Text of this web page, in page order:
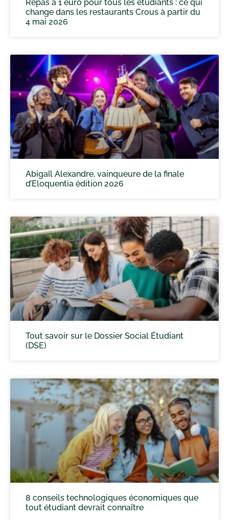
Repas à 1 euro pour tous les étudiants : ce qui
change dans les restaurants Crous à partir du
4 mai 2026
Abigaïl Alexandre, vainqueure de la finale
d’Eloquentia édition 2026
Tout savoir sur le Dossier Social Étudiant
(DSE)
8 conseils technologiques économiques que
tout étudiant devrait connaître